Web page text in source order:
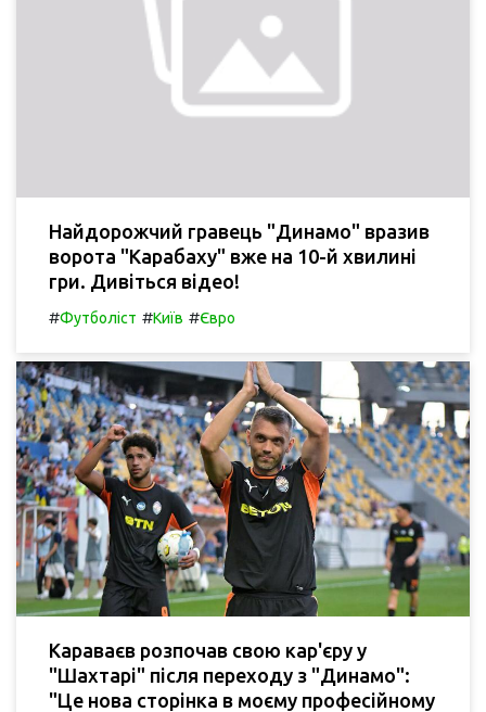
Найдорожчий гравець "Динамо" вразив
ворота "Карабаху" вже на 10-й хвилині
гри. Дивіться відео!
#Футболіст #Київ #Євро
Караваєв розпочав свою кар'єру у
"Шахтарі" після переходу з "Динамо":
"Це нова сторінка в моєму професійному